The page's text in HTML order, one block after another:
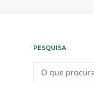
PESQUISA